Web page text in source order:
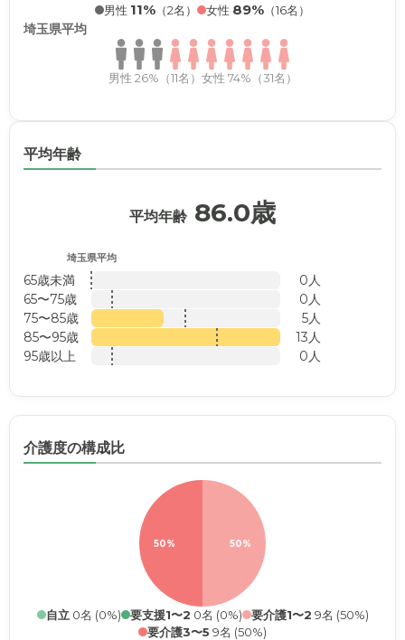
男性 11% （2名） 女性 89% （16名）
埼玉県平均
男性 26%（11名） 女性 74%（31名）
平均年齢
平均年齢 86.0歳
埼玉県平均
65歳未満
0人
65〜75歳
0人
75〜85歳
5人
85〜95歳
13人
95歳以上
0人
介護度の構成比
50%
50%
自立0名 (0%) 要支援1〜2 0名 (0%) 要介護1〜2 9名 (50%)
要介護3〜5 9名 (50%)